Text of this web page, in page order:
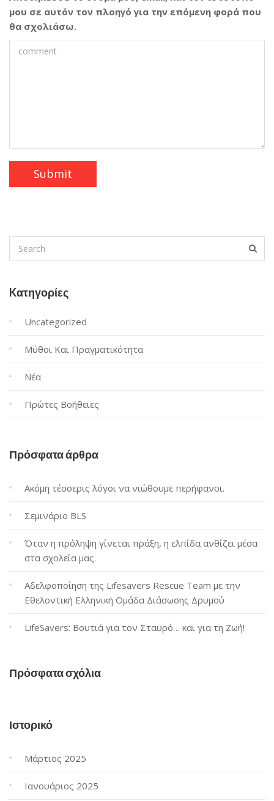
μου σε αυτόν τον πλοηγό για την επόμενη φορά που
θα σχολιάσω.
Kατηγορίες
Uncategorized
Μύθοι Και Πραγματικότητα
Νέα
Πρώτες Βοήθειες
Πρόσφατα άρθρα
Ακόμη τέσσερις λόγοι να νιώθουμε περήφανοι.
Σεμινάριο BLS
Όταν η πρόληψη γίνεται πράξη, η ελπίδα ανθίζει μέσα
στα σχολεία μας.
Αδελφοποίηση της Lifesavers Rescue Team με την
Εθελοντική Ελληνική Ομάδα Διάσωσης Δρυμού
LifeSavers: Βουτιά για τον Σταυρό… και για τη Ζωή!
Πρόσφατα σχόλια
Ιστορικό
Μάρτιος 2025
Ιανουάριος 2025